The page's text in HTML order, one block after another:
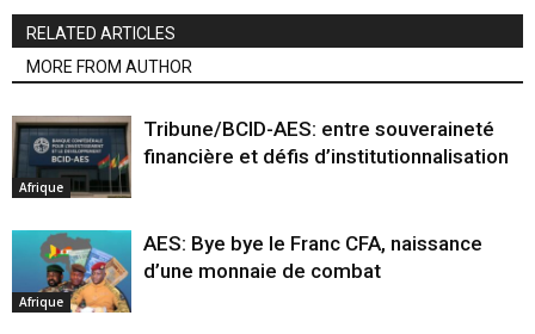
RELATED ARTICLES
MORE FROM AUTHOR
Afrique
Tribune/BCID-AES: entre souveraineté
financière et défis d’institutionnalisation
Afrique
AES: Bye bye le Franc CFA, naissance
d’une monnaie de combat